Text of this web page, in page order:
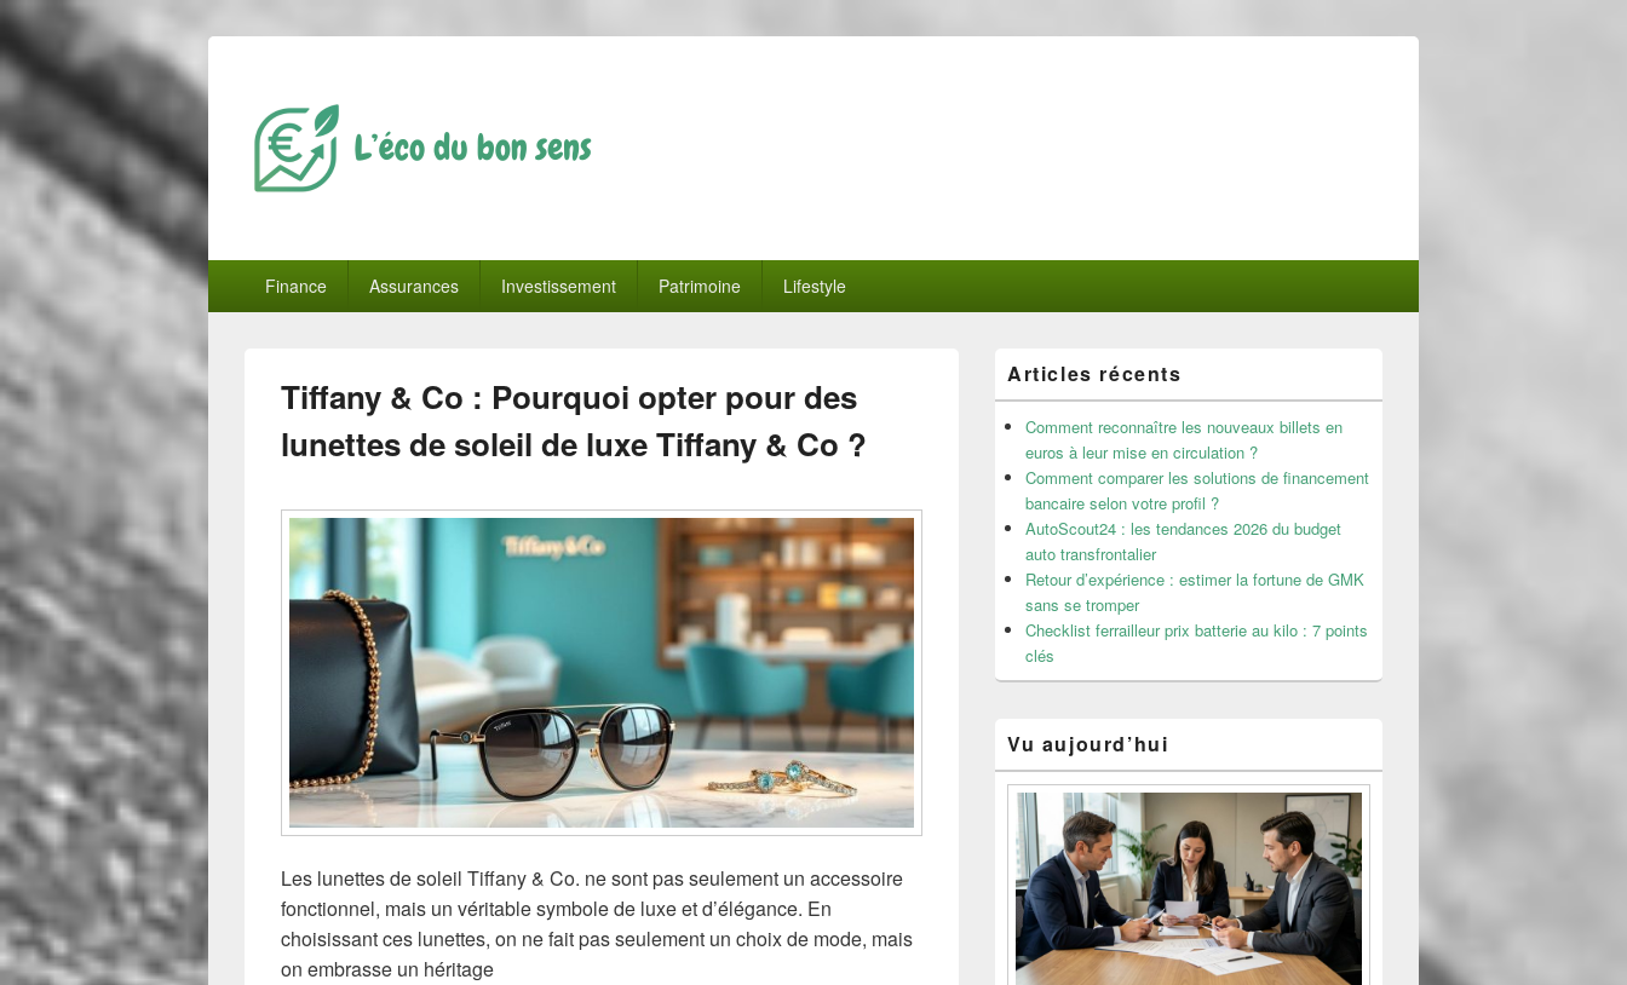
L'éco du bon sens
Menu
principalFinance Assurances Investissement Patrimoine Lifestyle
Tiffany & Co : Pourquoi opter pour des
lunettes de soleil de luxe Tiffany & Co ?
Les lunettes de soleil Tiffany & Co. ne sont pas seulement un accessoire
fonctionnel, mais un véritable symbole de luxe et d’élégance. En
choisissant ces lunettes, on ne fait pas seulement un choix de mode, mais
on embrasse un héritage
principale
de
widget
barre
latérale
Articles récents
Comment reconnaître les nouveaux billets en
euros à leur mise en circulation ?
Comment comparer les solutions de financement
bancaire selon votre profil ?
AutoScout24 : les tendances 2026 du budget
auto transfrontalier
Retour d’expérience : estimer la fortune de GMK
sans se tromper
Checklist ferrailleur prix batterie au kilo : 7 points
clés
Vu aujourd’hui